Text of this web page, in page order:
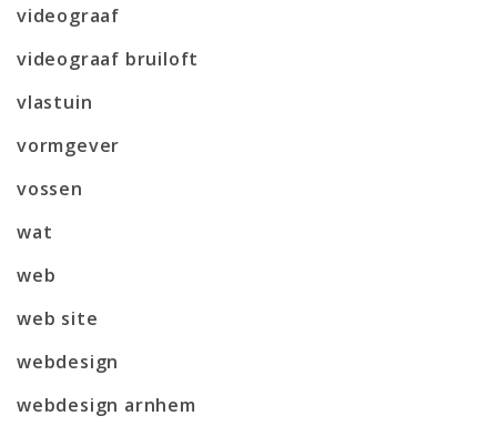
videograaf
videograaf bruiloft
vlastuin
vormgever
vossen
wat
web
web site
webdesign
webdesign arnhem